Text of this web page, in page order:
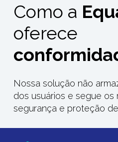
Como a
oferece
Nossa solução não
dos usuários e segue
segurança e proteção